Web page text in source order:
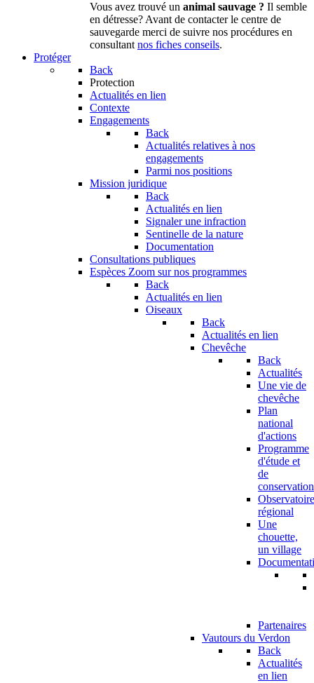
Vous avez trouvé un animal sauvage ? Il semble
en détresse? Avant de contacter le centre de
sauvegarde merci de suivre nos procédures en
consultantnos fiches conseils.
Protéger
Back
Protection
Actualités en lien
Contexte
Engagements
Back
Actualités relatives à nos
engagements
Parmi nos positions
Mission juridique
Back
Actualités en lien
Signaler une infraction
Sentinelle de la nature
Documentation
Consultations publiques
Espèces Zoom sur nos programmes
Back
Actualités en lien
Oiseaux
Back
Actualités en lien
Chevêche
Back
Actualités
Une vie de
chevêche
Plan
national
d'actions
Programme
d'étude et
de
conservation
Observatoire
régional
Une
chouette,
un village
Partenaires
Vautours du Verdon
Back
Actualités
en lien